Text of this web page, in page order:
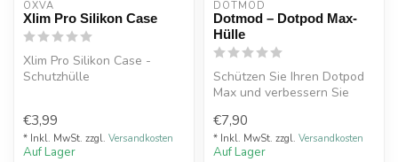
OXVA
Xlim Pro Silikon Case
Xlim Pro Silikon Case -
Schutzhülle
€3,99
* Inkl. MwSt. zzgl. Versandkosten
Auf Lager
DOTMOD
Dotmod – Dotpod Max-
Hülle
Schützen Sie Ihren Dotpod
Max und verbessern Sie
di...
€7,90
* Inkl. MwSt. zzgl. Versandkosten
Auf Lager